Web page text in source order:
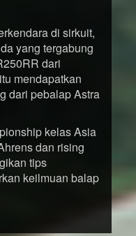
di sirkuit,
yang tergabung
dari
mendapatkan
dari pebalap Astra
kelas Asia
dan rising
tips
keilmuan balap